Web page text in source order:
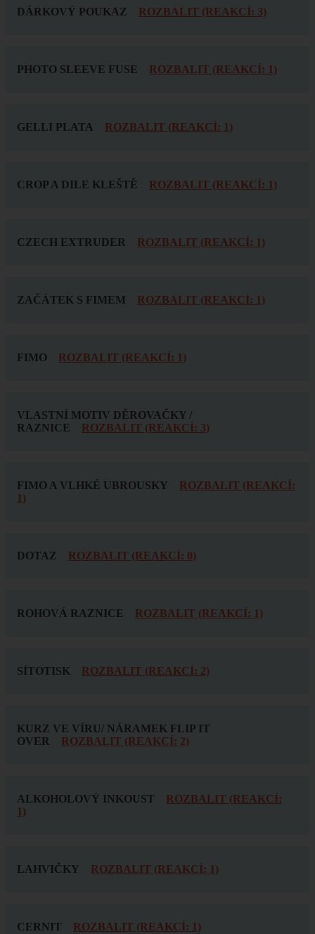
DÁRKOVÝ POUKAZ ROZBALIT (REAKCÍ: 3)
PHOTO SLEEVE FUSE ROZBALIT (REAKCÍ: 1)
GELLI PLATA ROZBALIT (REAKCÍ: 1)
CROP A DILE KLEŠTĚ ROZBALIT (REAKCÍ: 1)
CZECH EXTRUDER ROZBALIT (REAKCÍ: 1)
ZAČÁTEK S FIMEM ROZBALIT (REAKCÍ: 1)
FIMO ROZBALIT (REAKCÍ: 1)
VLASTNÍ MOTIV DĚROVAČKY /
RAZNICE
ROZBALIT (REAKCÍ: 3)
FIMO A VLHKÉ UBROUSKY
ROZBALIT (REAKCÍ:
1)
DOTAZ ROZBALIT (REAKCÍ: 0)
ROHOVÁ RAZNICE ROZBALIT (REAKCÍ: 1)
SÍTOTISK ROZBALIT (REAKCÍ: 2)
KURZ VE VÍRU/ NÁRAMEK FLIP IT
OVER
ROZBALIT (REAKCÍ: 2)
ALKOHOLOVÝ INKOUST
ROZBALIT (REAKCÍ:
1)
LAHVIČKY ROZBALIT (REAKCÍ: 1)
CERNIT ROZBALIT (REAKCÍ: 1)